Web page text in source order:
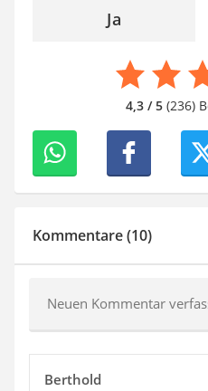
Ja
4,3 / 5(236)
Kommentare (10)
Neuen Kommentar
Berthold